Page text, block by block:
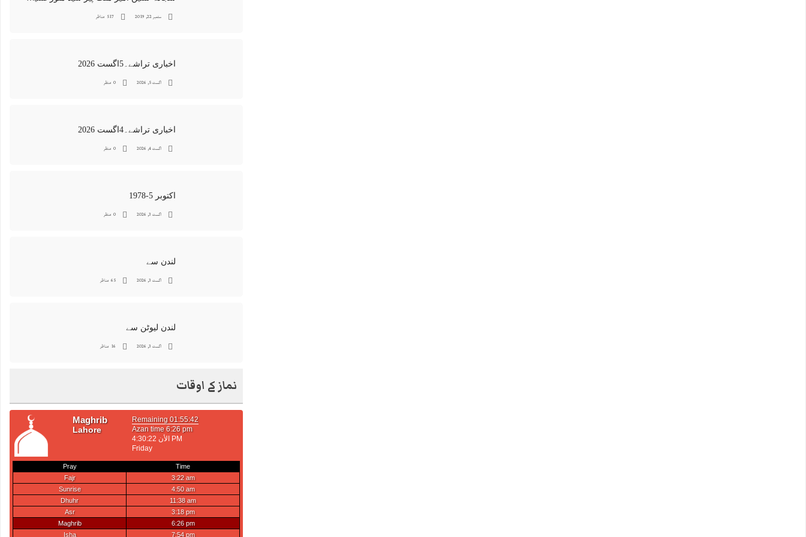
ستمبر 22, 2019 517 مناظر
اخباری تراشے۔5اگست 2026
اگست 5, 2026 0 منظر
اخباری تراشے۔4اگست 2026
اگست 4, 2026 0 منظر
اکتوبر 5-1978
اگست 3, 2026 0 منظر
لندن سے
اگست 3, 2026 65 مناظر
لندن لیوٹن سے
اگست 3, 2026 16 مناظر
نماز کے اوقات